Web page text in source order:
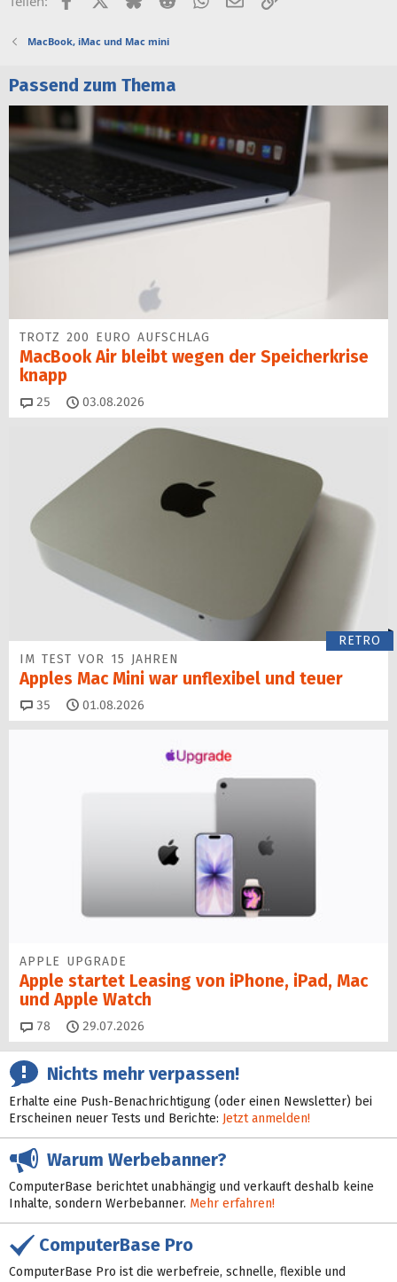
MacBook, iMac und Mac mini
Passend zum Thema
TROTZ 200 EURO AUFSCHLAG
MacBook Air bleibt wegen der Speicherkrise
knapp
25 Kommentare
03.08.2026
RETRO
IM TEST VOR 15 JAHREN
Apples Mac Mini war unflexibel und teuer
35 Kommentare
01.08.2026
APPLE UPGRADE
Apple startet Leasing von iPhone, iPad, Mac
und Apple Watch
78 Kommentare
29.07.2026
Nichts mehr verpassen!
Erhalte eine Push-Benachrichtigung (oder einen Newsletter) bei
Erscheinen neuer Tests und Berichte: Jetzt anmelden!
Warum Werbebanner?
ComputerBase berichtet unabhängig und verkauft deshalb keine
Inhalte, sondern Werbebanner. Mehr erfahren!
ComputerBase Pro
ComputerBase Pro ist die werbefreie, schnelle, flexible und